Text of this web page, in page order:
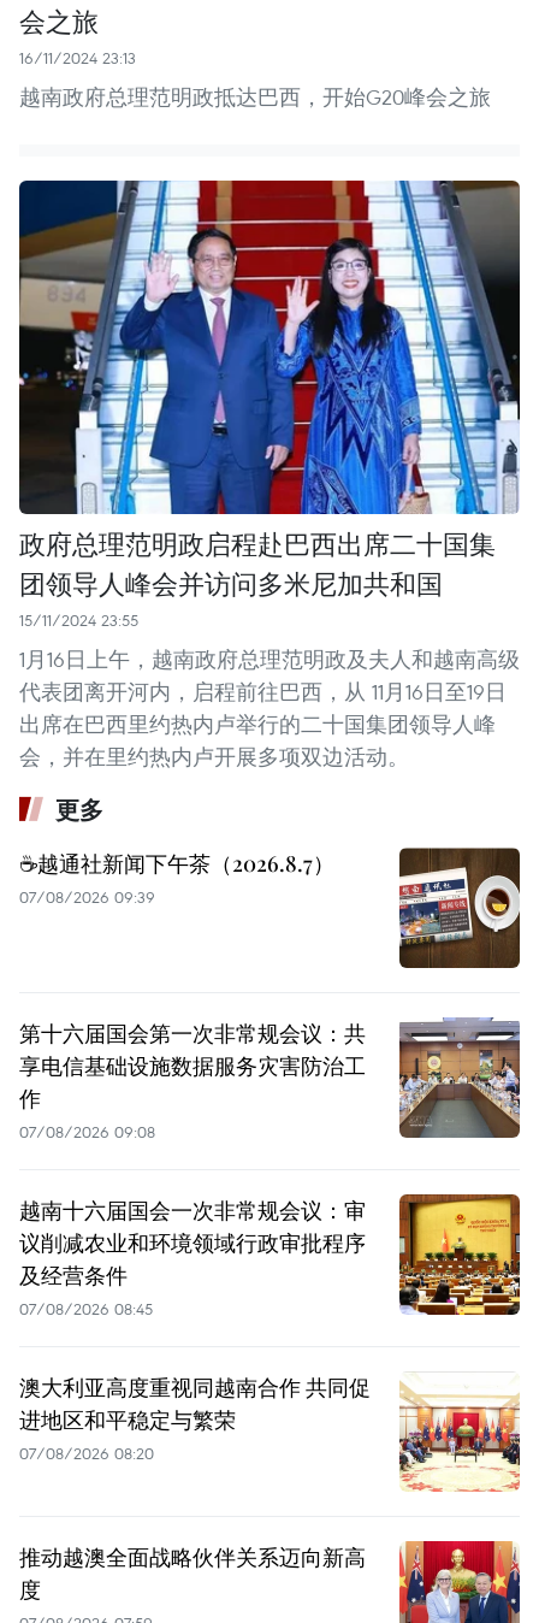
会之旅
16/11/2024 23:13
越南政府总理范明政抵达巴西，开始G20峰会之旅
政府总理范明政启程赴巴西出席二十国集
团领导人峰会并访问多米尼加共和国
15/11/2024 23:55
1月16日上午，越南政府总理范明政及夫人和越南高级
代表团离开河内，启程前往巴西，从 11月16日至19日
出席在巴西里约热内卢举行的二十国集团领导人峰
会，并在里约热内卢开展多项双边活动。
更多
☕️越通社新闻下午茶（2026.8.7）
07/08/2026 09:39
第十六届国会第一次非常规会议：共
享电信基础设施数据服务灾害防治工
作
07/08/2026 09:08
越南十六届国会一次非常规会议：审
议削减农业和环境领域行政审批程序
及经营条件
07/08/2026 08:45
澳大利亚高度重视同越南合作 共同促
进地区和平稳定与繁荣
07/08/2026 08:20
推动越澳全面战略伙伴关系迈向新高
度